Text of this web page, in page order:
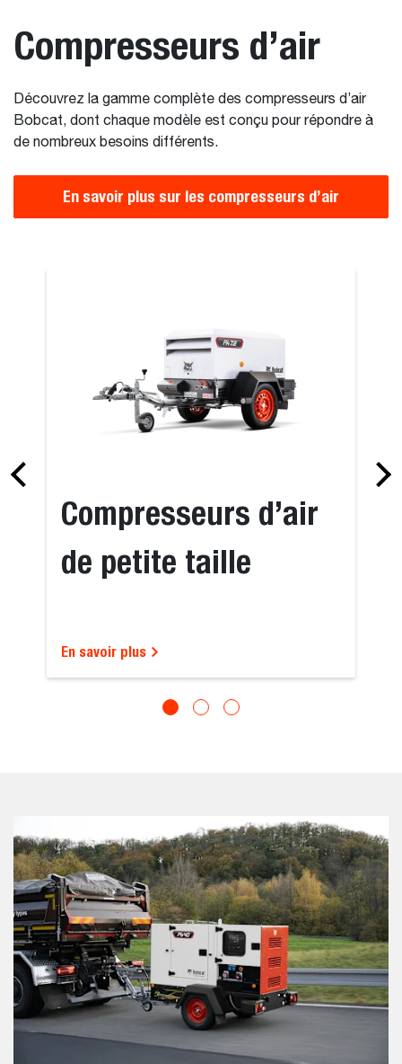
Compresseurs d’air
Découvrez la gamme complète des compresseurs d’air
Bobcat, dont chaque modèle est conçu pour répondre à
de nombreux besoins différents.
En savoir plus sur les compresseurs d’air
Compresseurs d’air
de petite taille
En savoir plus